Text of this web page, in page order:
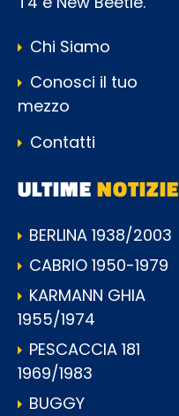
Chi Siamo
Conosci il tuo
mezzo
Contatti
ULTIMENOTIZIE
BERLINA 1938/2003
CABRIO 1950-1979
KARMANN GHIA
1955/1974
PESCACCIA 181
1969/1983
BUGGY